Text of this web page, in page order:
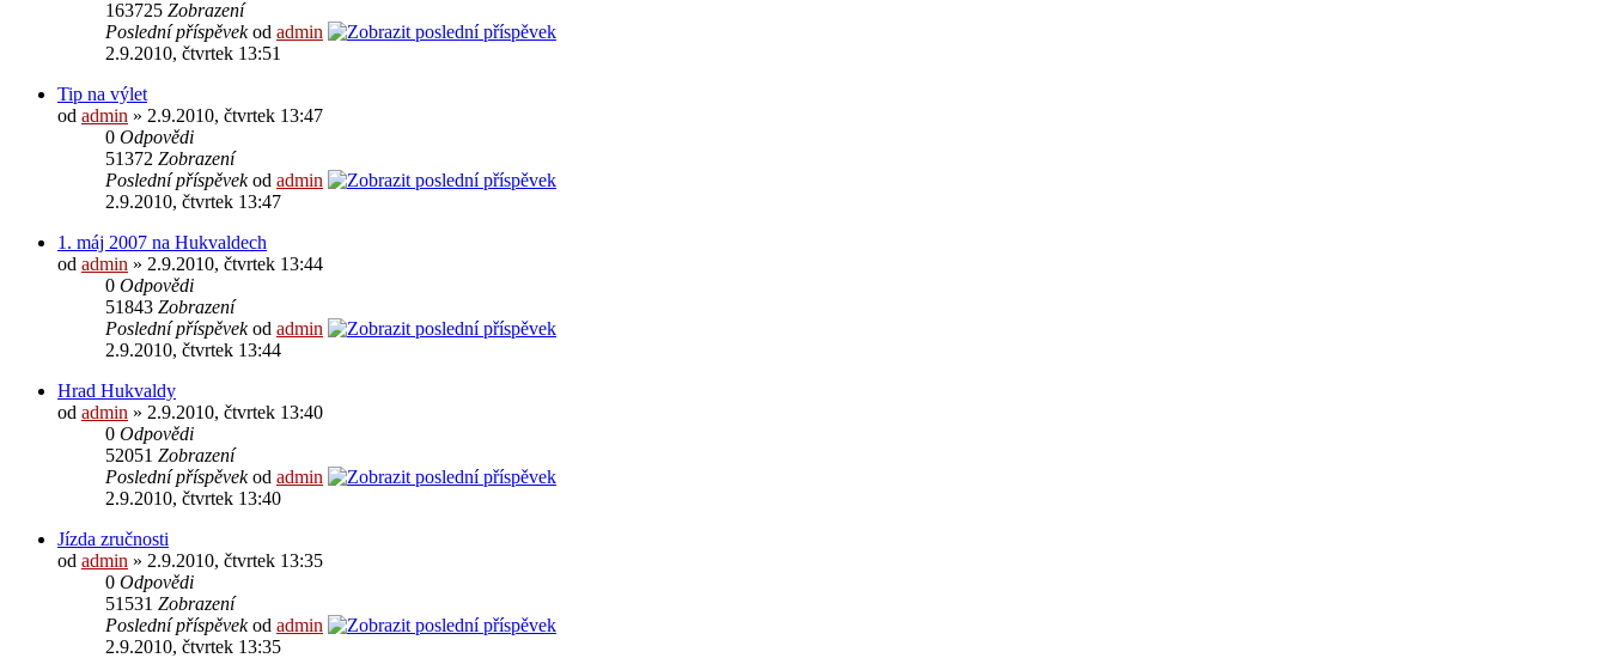
163725 Zobrazení
Poslední příspěvekod admin
2.9.2010, čtvrtek 13:51
Tip na výlet
od admin » 2.9.2010, čtvrtek 13:47
0 Odpovědi
51372 Zobrazení
Poslední příspěvekod admin
2.9.2010, čtvrtek 13:47
1. máj 2007 na Hukvaldech
od admin » 2.9.2010, čtvrtek 13:44
0 Odpovědi
51843 Zobrazení
Poslední příspěvekod admin
2.9.2010, čtvrtek 13:44
Hrad Hukvaldy
od admin » 2.9.2010, čtvrtek 13:40
0 Odpovědi
52051 Zobrazení
Poslední příspěvekod admin
2.9.2010, čtvrtek 13:40
Jízda zručnosti
od admin » 2.9.2010, čtvrtek 13:35
0 Odpovědi
51531 Zobrazení
Poslední příspěvekod admin
2.9.2010, čtvrtek 13:35